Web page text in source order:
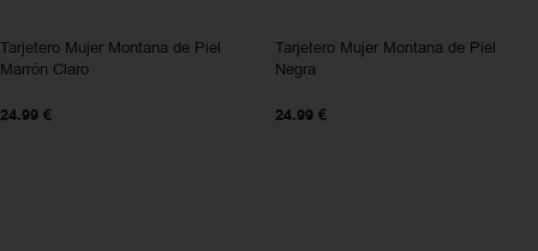
Tarjetero Mujer Montana de Piel
Marrón Claro
24.99 €
Tarjetero Mujer Montana de Piel
Negra
24.99 €